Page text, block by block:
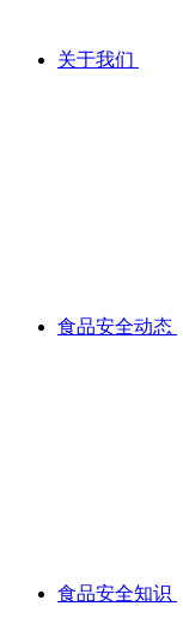
关于我们
食品安全动态
食品安全知识